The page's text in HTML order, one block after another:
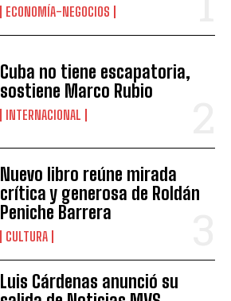
ECONOMÍA-NEGOCIOS
Cuba no tiene escapatoria,
sostiene Marco Rubio
INTERNACIONAL
Nuevo libro reúne mirada
crítica y generosa de Roldán
Peniche Barrera
CULTURA
Luis Cárdenas anunció su